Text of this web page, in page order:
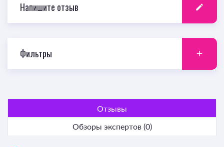
Напишите отзыв
Фильтры
Отзывы
Обзоры экспертов (0)